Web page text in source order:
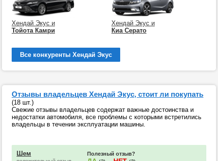
Хендай Экус и
Тойота Камри
Хендай Экус и
Киа Серато
Все конкуренты Хендай Экус
Отзывы владельцев Хендай Экус, стоит ли покупать
(18 шт.)
Свежие отзывы владельцев содержат важные достоинства и
недостатки автомобиля, все проблемы с которыми встретились
владельцы в течении эксплуатации машины.
Шем Полезный отзыв?